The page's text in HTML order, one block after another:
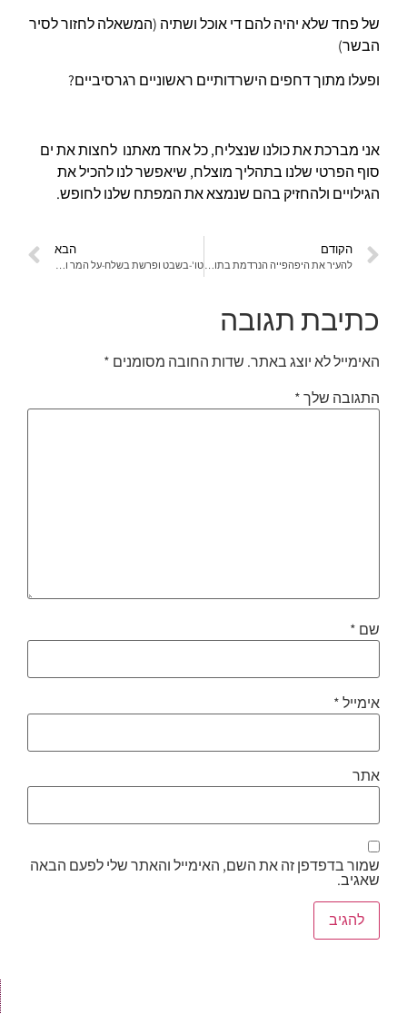
של פחד שלא יהיה להם די אוכל ושתיה (המשאלה לחזור לסיר
הבשר)
ופעלו מתוך דחפים הישרדותיים ראשוניים רגרסיביים?
אני מברכת את כולנו שנצליח, כל אחד מאתנו לחצות את ים
סוף הפרטי שלנו בתהליך מוצלח, שיאפשר לנו להכיל את
הגילויים ולהחזיק בהם שנמצא את המפתח שלנו לחופש.
הקודם
להעיר את היפהפייה הנרדמת בתוכנו
הבא
טו'-בשבט ופרשת בשלח-על המר והמתוק
כתיבת תגובה
האימייל לא יוצג באתר. שדות החובה מסומנים *
התגובה שלך*
שם *
אימייל*
אתר
שמור בדפדפן זה את השם, האימייל והאתר שלי לפעם הבאה
שאגיב.